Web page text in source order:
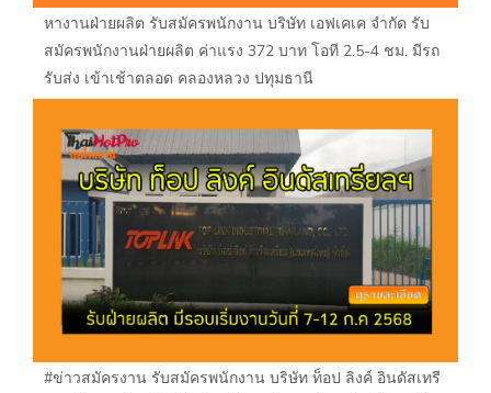
หางานฝ่ายผลิต รับสมัครพนักงาน บริษัท เอฟเคเค จำกัด รับ
สมัครพนักงานฝ่ายผลิต ค่าแรง 372 บาท โอที 2.5-4 ชม. มีรถ
รับส่ง เข้าเช้าตลอด คลองหลวง ปทุมธานี
#ข่าวสมัครงาน รับสมัครพนักงาน บริษัท ท็อป ลิงค์ อินดัสเทรี